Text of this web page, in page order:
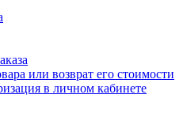
или возврат его стоимости
в личном кабинете